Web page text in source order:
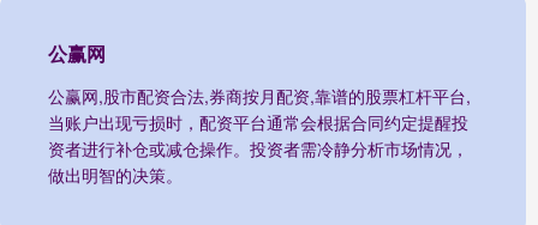
公赢网
公赢网,股市配资合法,券商按月配资,靠谱的股票杠杆平台,
当账户出现亏损时，配资平台通常会根据合同约定提醒投
资者进行补仓或减仓操作。投资者需冷静分析市场情况，
做出明智的决策。